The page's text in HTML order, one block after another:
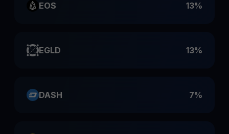
EOS 13%
EGLD 13%
DASH 7%